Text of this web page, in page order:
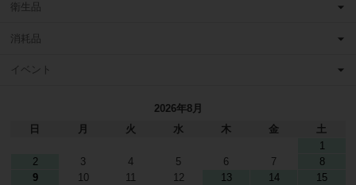
衛生品
消耗品
イベント
2026年8月
日
月 火 水 木 金
土
1
2
3 4 5 6 7
8
9
10 11 12 13 14
15